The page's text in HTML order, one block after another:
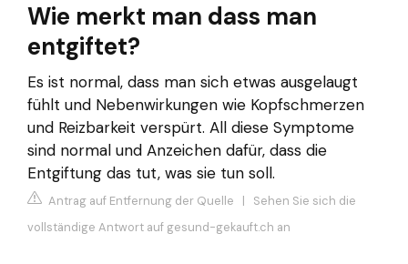
Wie merkt man dass man
entgiftet?
Es ist normal, dass man sich etwas ausgelaugt
fühlt und Nebenwirkungen wie Kopfschmerzen
und Reizbarkeit verspürt. All diese Symptome
sind normal und Anzeichen dafür, dass die
Entgiftung das tut, was sie tun soll.
Antrag auf Entfernung der Quelle | Sehen Sie sich die
vollständige Antwort auf gesund-gekauft.ch an